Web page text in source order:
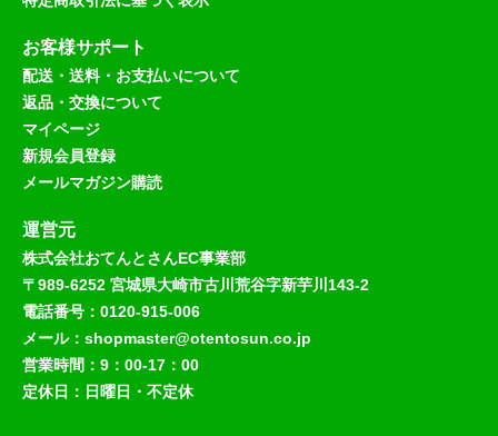
お客様サポート
配送・送料・お支払いについて
返品・交換について
マイページ
新規会員登録
メールマガジン購読
運営元
株式会社おてんとさんEC事業部
〒989-6252 宮城県大崎市古川荒谷字新芋川143-2
電話番号：0120-915-006
メール：shopmaster@otentosun.co.jp
営業時間：9：00-17：00
定休日：日曜日・不定休